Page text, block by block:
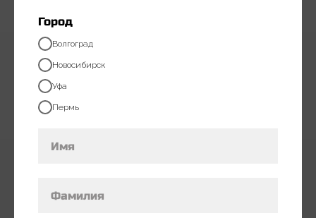
Город
Волгоград
Новосибирск
Уфа
Пермь